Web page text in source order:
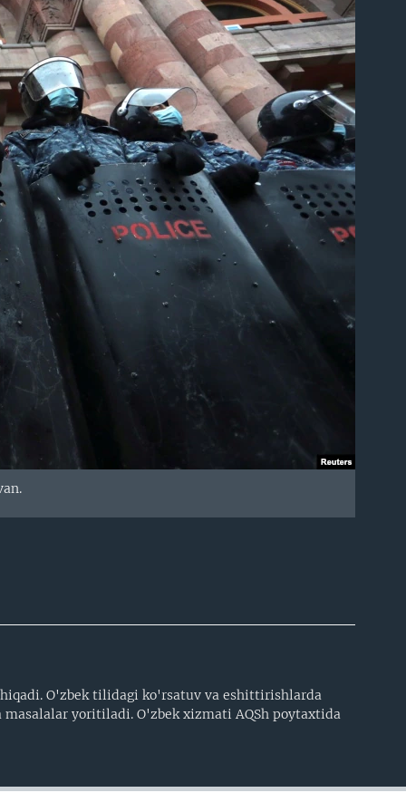
O'zbek tilidagi ko'rsatuv va eshittirishlarda
yoritiladi. O'zbek xizmati AQSh poytaxtida